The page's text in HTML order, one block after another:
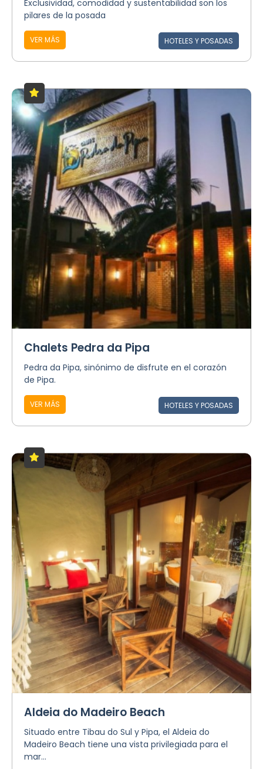
Exclusividad, comodidad y sustentabilidad son los
pilares de la posada
VER MÁS HOTELES Y POSADAS
Chalets Pedra da Pipa
Pedra da Pipa, sinónimo de disfrute en el corazón
de Pipa.
VER MÁS HOTELES Y POSADAS
Aldeia do Madeiro Beach
Situado entre Tibau do Sul y Pipa, el Aldeia do
Madeiro Beach tiene una vista privilegiada para el
mar...